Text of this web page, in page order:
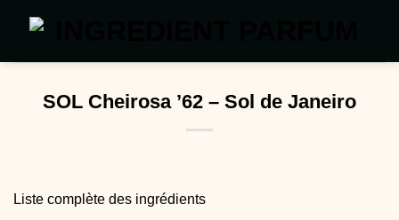
SOL Cheirosa ’62 – Sol de Janeiro
Liste complète des ingrédients